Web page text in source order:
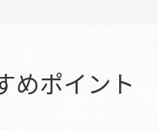
めポイント